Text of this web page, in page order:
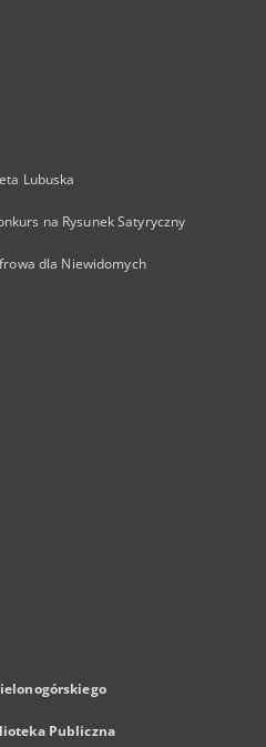
Lubuska
na Rysunek Satyryczny
dla Niewidomych
Publiczna